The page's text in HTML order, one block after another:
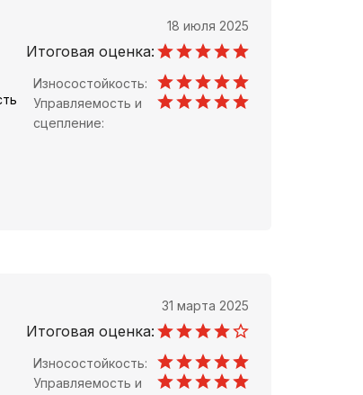
18 июля 2025
Итоговая оценка:
Износостойкость:
Управляемость и
сцепление:
31 марта 2025
Итоговая оценка:
Износостойкость:
Управляемость и